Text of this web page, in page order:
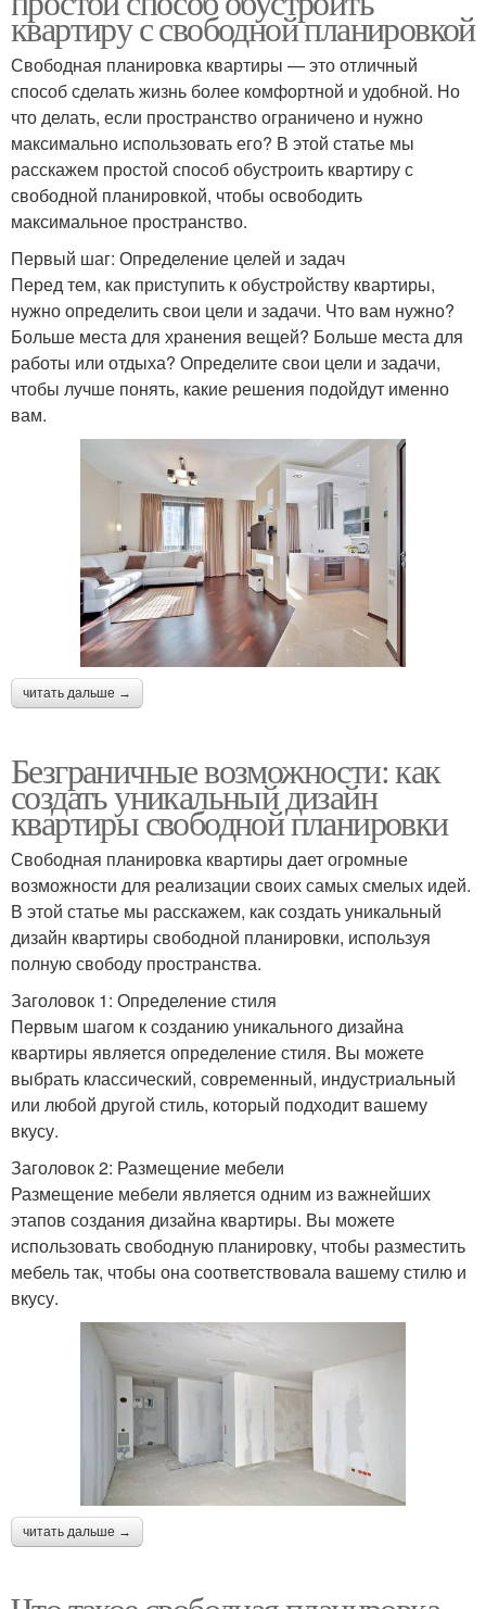
квартиру с свободной планировкой
Свободная планировка квартиры — это отличный
способ сделать жизнь более комфортной и удобной. Но
что делать, если пространство ограничено и нужно
максимально использовать его? В этой статье мы
расскажем простой способ обустроить квартиру с
свободной планировкой, чтобы освободить
максимальное пространство.
Первый шаг: Определение целей и задач
Перед тем, как приступить к обустройству квартиры,
нужно определить свои цели и задачи. Что вам нужно?
Больше места для хранения вещей? Больше места для
работы или отдыха? Определите свои цели и задачи,
чтобы лучше понять, какие решения подойдут именно
вам.
читать дальше →
Безграничные возможности: как
создать уникальный дизайн
квартиры свободной планировки
Свободная планировка квартиры дает огромные
возможности для реализации своих самых смелых идей.
В этой статье мы расскажем, как создать уникальный
дизайн квартиры свободной планировки, используя
полную свободу пространства.
Заголовок 1: Определение стиля
Первым шагом к созданию уникального дизайна
квартиры является определение стиля. Вы можете
выбрать классический, современный, индустриальный
или любой другой стиль, который подходит вашему
вкусу.
Заголовок 2: Размещение мебели
Размещение мебели является одним из важнейших
этапов создания дизайна квартиры. Вы можете
использовать свободную планировку, чтобы разместить
мебель так, чтобы она соответствовала вашему стилю и
вкусу.
читать дальше →